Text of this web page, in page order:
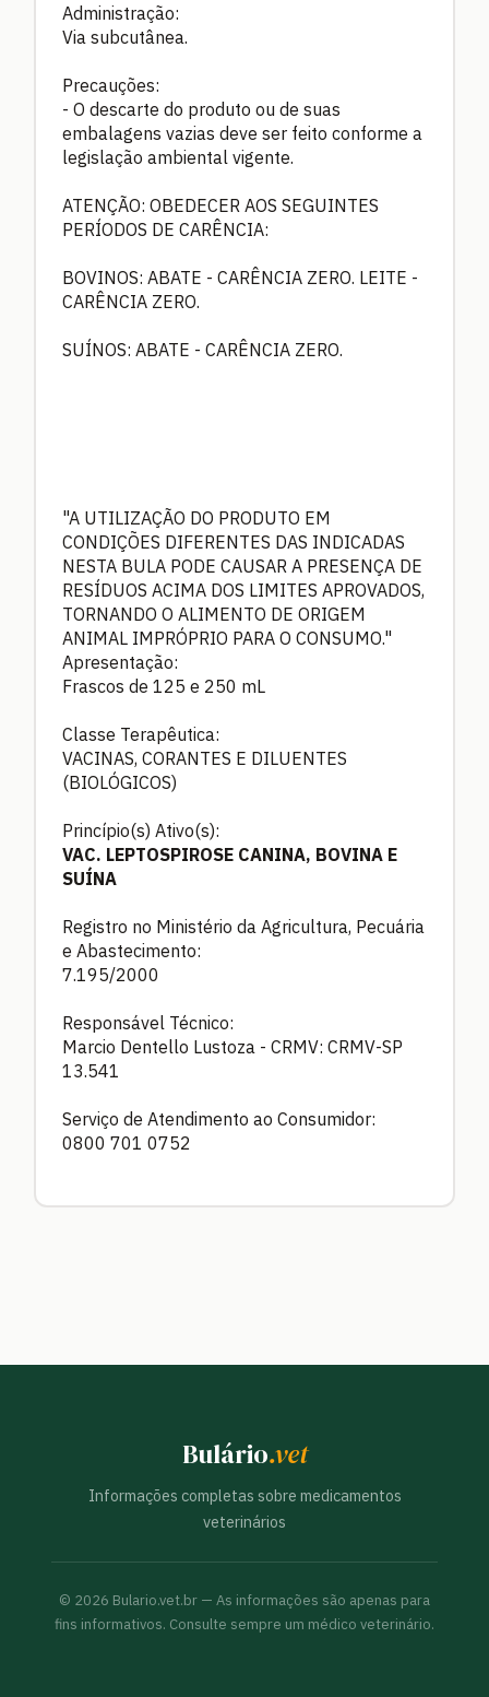
Administração:
Via subcutânea.
Precauções:
- O descarte do produto ou de suas
embalagens vazias deve ser feito conforme a
legislação ambiental vigente.
ATENÇÃO: OBEDECER AOS SEGUINTES
PERÍODOS DE CARÊNCIA:
BOVINOS: ABATE - CARÊNCIA ZERO. LEITE -
CARÊNCIA ZERO.
SUÍNOS: ABATE - CARÊNCIA ZERO.
"A UTILIZAÇÃO DO PRODUTO EM
CONDIÇÕES DIFERENTES DAS INDICADAS
NESTA BULA PODE CAUSAR A PRESENÇA DE
RESÍDUOS ACIMA DOS LIMITES APROVADOS,
TORNANDO O ALIMENTO DE ORIGEM
ANIMAL IMPRÓPRIO PARA O CONSUMO."
Apresentação:
Frascos de 125 e 250 mL
Classe Terapêutica:
VACINAS, CORANTES E DILUENTES
(BIOLÓGICOS)
Princípio(s) Ativo(s):
VAC. LEPTOSPIROSE CANINA, BOVINA E
SUÍNA
Registro no Ministério da Agricultura, Pecuária
e Abastecimento:
7.195/2000
Responsável Técnico:
Marcio Dentello Lustoza - CRMV: CRMV-SP
13.541
Serviço de Atendimento ao Consumidor:
0800 701 0752
Bulário.vet
Informações completas sobre medicamentos
veterinários
© 2026 Bulario.vet.br — As informações são apenas para
fins informativos. Consulte sempre um médico veterinário.